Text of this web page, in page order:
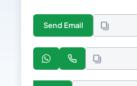
Send Email